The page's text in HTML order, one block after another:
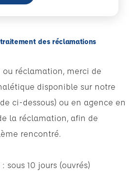
des réclamations
réclamation, merci de
disponible sur notre
ci-dessous) ou en agence en
la réclamation, afin de
rencontré.
sous 10 jours (ouvrés)